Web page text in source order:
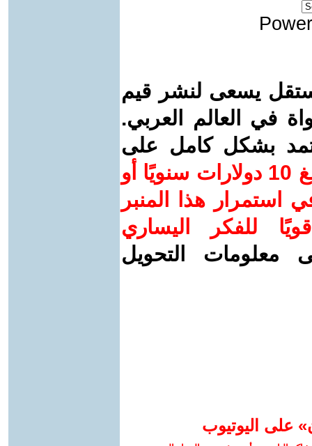
يسعى لنشر قيم
في العالم العربي.
بشكل كامل على
ساهم/ي معنا! بدعمكم بمبلغ 10 دولارات سنويًا أو
استمرار هذا المنبر
للفكر اليساري
معلومات التحويل
على اليوتيوب